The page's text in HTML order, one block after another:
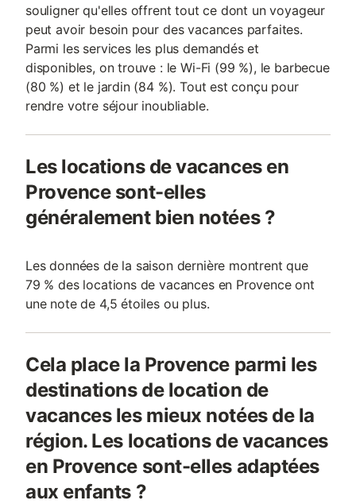
souligner qu'elles offrent tout ce dont un voyageur
peut avoir besoin pour des vacances parfaites.
Parmi les services les plus demandés et
disponibles, on trouve : le Wi-Fi (99 %), le barbecue
(80 %) et le jardin (84 %). Tout est conçu pour
rendre votre séjour inoubliable.
Les locations de vacances en
Provence sont-elles
généralement bien notées ?
Les données de la saison dernière montrent que
79 % des locations de vacances en Provence ont
une note de 4,5 étoiles ou plus.
Cela place la Provence parmi les
destinations de location de
vacances les mieux notées de la
région. Les locations de vacances
en Provence sont-elles adaptées
aux enfants ?